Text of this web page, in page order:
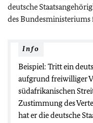
deutsche
des
Info
Beispiel: Tritt ein
aufgrund freiwilliger
südafrikanischen
Zustimmung des
hat er die deutsche